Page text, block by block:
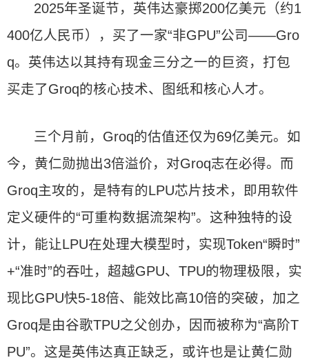
2025年圣诞节，英伟达豪掷200亿美元（约1
400亿人民币），买了一家“非GPU”公司——Gro
q。英伟达以其持有现金三分之一的巨资，打包
买走了Groq的核心技术、图纸和核心人才。
三个月前，Groq的估值还仅为69亿美元。如
今，黄仁勋抛出3倍溢价，对Groq志在必得。而
Groq主攻的，是特有的LPU芯片技术，即用软件
定义硬件的“可重构数据流架构”。这种独特的设
计，能让LPU在处理大模型时，实现Token“瞬时”
+“准时”的吞吐，超越GPU、TPU的物理极限，实
现比GPU快5-18倍、能效比高10倍的突破，加之
Groq是由谷歌TPU之父创办，因而被称为“高阶T
PU”。这是英伟达真正缺乏，或许也是让黄仁勋